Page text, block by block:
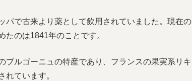
パで古来より薬として飲用されていました。現在の
たのは1841年のことです。
ブルゴーニュの特産であり、フランスの果実系リキ
れています。